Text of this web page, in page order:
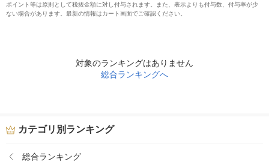
ポイント等は原則として税抜金額に対し付与されます。また、表示よりも付与数、付与率が少
ない場合があります。最新の情報はカート画面でご確認ください。
対象のランキングはありません
総合ランキングへ
カテゴリ別ランキング
総合ランキング